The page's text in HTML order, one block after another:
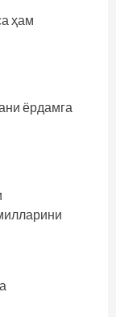
ҳам
ёрдамга